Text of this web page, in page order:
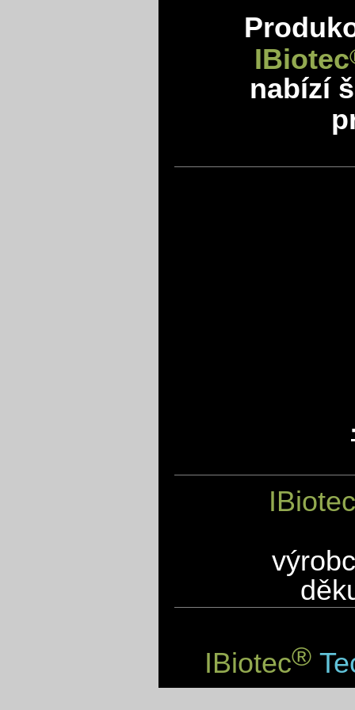
IBiotec
nabízí
IBiotec
IBiotec®